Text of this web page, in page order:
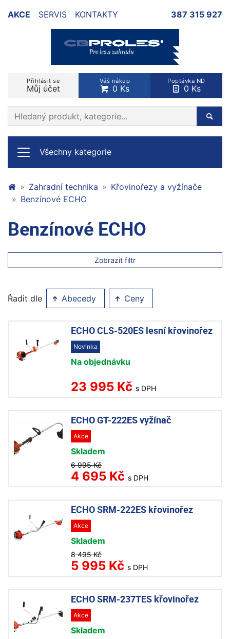
AKCE SERVIS KONTAKTY 387 315 927
Přihlásit se
Můj účet
Váš nákup
0 Ks
Poptávka ND
0 Ks
Prohledat web
Všechny kategorie
Zahradní technika
Křovinořezy a vyžínače
Benzínové ECHO
Benzínové ECHO
Zobrazit filtr
Řadit dle Abecedy Ceny
ECHO CLS-520ES lesní křovinořez
Novinka
Na objednávku
23 995 Kč s DPH
ECHO GT-222ES vyžínač
Akce
Skladem
6 995 Kč
4 695 Kč s DPH
ECHO SRM-222ES křovinořez
Akce
Skladem
8 495 Kč
5 995 Kč s DPH
ECHO SRM-237TES křovinořez
Akce
Skladem